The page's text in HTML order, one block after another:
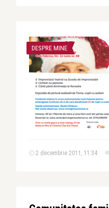
DESPRE MINE
2 decembrie 2011, 11:34